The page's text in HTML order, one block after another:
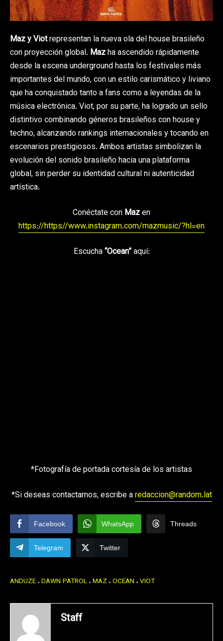
Maz y Viotrepresentan la nueva ola del house brasileño
con proyección global. Mazha ascendido rápidamente
desde la escena underground hasta los festivales más
importantes del mundo, con un estilo carismático y liviano
que ha conquistado tanto a fans como a leyendas de la
música electrónica. Viot, por su parte, ha logrado un sello
distintivo combinando géneros brasileños con house y
techno, alcanzando rankings internacionales y tocando en
escenarios prestigiosos. Ambos artistas simbolizan la
evolución del sonido brasileño hacia una plataforma
global, sin perder su identidad cultural ni autenticidad
artística.
Conéctate con Mazen
https://https//www.instagram.com/mazmusic/?hl=en
Escucha“Ocean”aquí:
*Fotografía de portada cortesía de los artistas
*Si deseas contactarnos, escribe aredaccion@random.lat
Facebook WhatsApp Threads
Telegram Twitter
ANDUZE DAWN PATROL MAZ OCEAN VIOT
Staff